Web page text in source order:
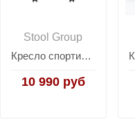
Stool Group
Кресло спортивное TopChairs Shadow ткань черно-красный
10 990 руб